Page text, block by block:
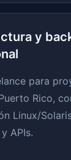
y
para
Rico,
Linux/
APIs.